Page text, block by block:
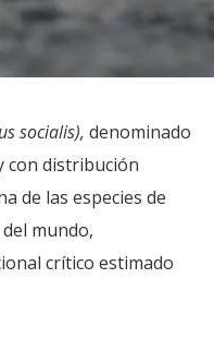
socialis), denominado
con distribución
de las especies de
mundo,
crítico estimado